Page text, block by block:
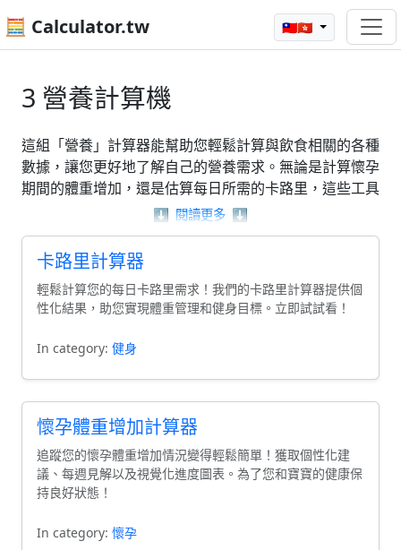
🧮 Calculator.tw 🇹🇼🇭🇰
3 營養計算機
這組「營養」計算器能幫助您輕鬆計算與飲食相關的各種
數據，讓您更好地了解自己的營養需求。無論是計算懷孕
期間的體重增加，還是估算每日所需的卡路里，這些工具
都旨在簡化繁瑣的計算過程，讓您專注於健康的生活方
式。此外，我們還提供身體脂肪計算器，協助您追蹤身體
組成，提升對自身營養狀況的認識。利用這些工具，您將
能更有效地管理您的「營養」需求。
⬇️ 閱讀更多 ⬇️
卡路里計算器
輕鬆計算您的每日卡路里需求！我們的卡路里計算器提供個
性化結果，助您實現體重管理和健身目標。立即試試看！
In category: 健身
懷孕體重增加計算器
追蹤您的懷孕體重增加情況變得輕鬆簡單！獲取個性化建
議、每週見解以及視覺化進度圖表。為了您和寶寶的健康保
持良好狀態！
In category: 懷孕